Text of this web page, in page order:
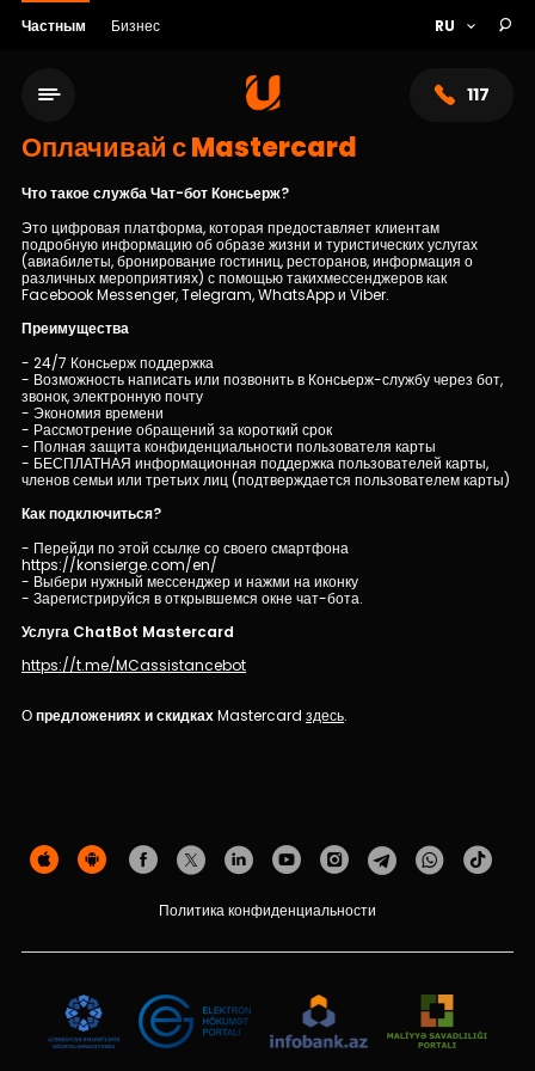
Частным Бизнес
117
Сеть обслуживания
О банке
Устойчивость
Кешбэк
Тарифы
Кадровые ресурсы
F.A.Q
Оплачивай с Mastercard
Что такое служба Чат-бот Консьерж?
Это цифровая платформа, которая предоставляет клиентам
подробную информацию об образе жизни и туристических услугах
(авиабилеты, бронирование гостиниц, ресторанов, информация о
различных мероприятиях) с помощью такихмессенджеров как
Facebook Messenger, Telegram, WhatsApp и Viber.
Преимущества
- 24/7 Консьерж поддержка
- Возможность написать или позвонить в Консьерж-службу через бот,
звонок, электронную почту
- Экономия времени
- Рассмотрение обращений за короткий срок
- Полная защита конфиденциальности пользователя карты
- БЕСПЛАТНАЯ информационная поддержка пользователей карты,
членов семьи или третьих лиц (подтверждается пользователем карты)
Как подключиться?
- Перейди по этой ссылке со своего смартфона
https://konsierge.com/en/
- Выбери нужный мессенджер и нажми на иконку
- Зарегистрируйся в открывшемся окне чат-бота.
Услуга ChatBot Mastercard
https://t.me/MCassistancebot
Опредложениях и скидкахMastercard здесь.
Политика конфиденциальности